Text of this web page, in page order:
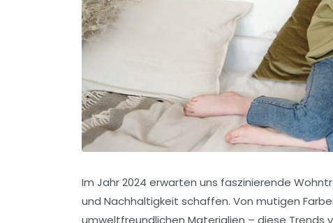
Im Jahr 2024 erwarten uns faszinierende
und Nachhaltigkeit schaffen. Von mutigen
umweltfreundlichen Materialien – diese Trends